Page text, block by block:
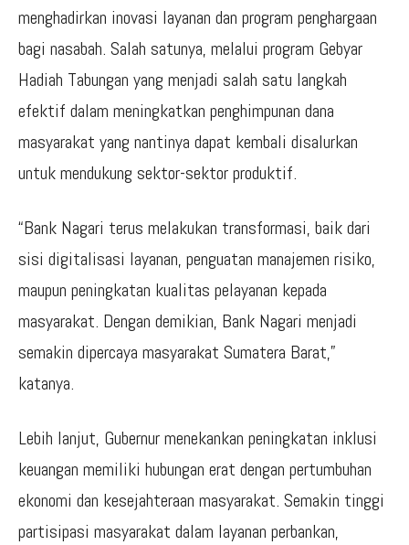
menghadirkan inovasi layanan dan program penghargaan
bagi nasabah. Salah satunya, melalui program Gebyar
Hadiah Tabungan yang menjadi salah satu langkah
efektif dalam meningkatkan penghimpunan dana
masyarakat yang nantinya dapat kembali disalurkan
untuk mendukung sektor-sektor produktif.
“Bank Nagari terus melakukan transformasi, baik dari
sisi digitalisasi layanan, penguatan manajemen risiko,
maupun peningkatan kualitas pelayanan kepada
masyarakat. Dengan demikian, Bank Nagari menjadi
semakin dipercaya masyarakat Sumatera Barat,”
katanya.
Lebih lanjut, Gubernur menekankan peningkatan inklusi
keuangan memiliki hubungan erat dengan pertumbuhan
ekonomi dan kesejahteraan masyarakat. Semakin tinggi
partisipasi masyarakat dalam layanan perbankan,